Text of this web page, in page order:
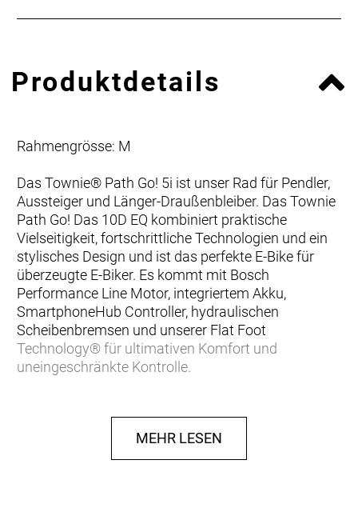
Produktdetails
Rahmengrösse: M
Das Townie® Path Go! 5i ist unser Rad für Pendler,
Aussteiger und Länger-Draußenbleiber. Das Townie
Path Go! Das 10D EQ kombiniert praktische
Vielseitigkeit, fortschrittliche Technologien und ein
stylisches Design und ist das perfekte E-Bike für
überzeugte E-Biker. Es kommt mit Bosch
Performance Line Motor, integriertem Akku,
SmartphoneHub Controller, hydraulischen
Scheibenbremsen und unserer Flat Foot
Technology® für ultimativen Komfort und
uneingeschränkte Kontrolle.
entdecken. Mit 10 Gängen, kraftvoll zupackenden
hydraulischen Scheibenbremsen und 27,5" großen
Reifen bist du in holprigem Terrain mit jeder Menge
MEHR LESEN